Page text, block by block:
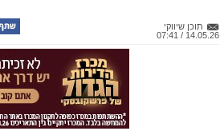
תוכן שיווקי
14.05.26 / 07:41